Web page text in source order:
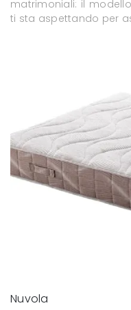
matrimoniali: il
ti sta aspettando per
Nuvola